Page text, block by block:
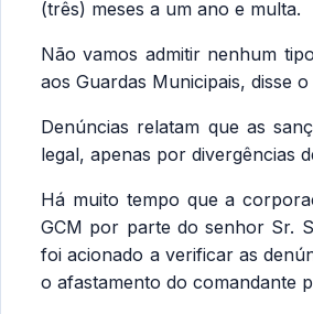
(três) meses a um ano e multa.
Não vamos admitir nenhum
aos Guardas Municipais, disse
Denúncias relatam que as
legal, apenas por divergências
Há muito tempo que a
GCM por parte do senhor Sr.
foi acionado a verificar as
o afastamento do comandante